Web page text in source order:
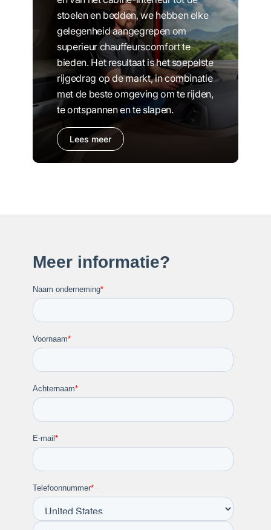
stoelen en bedden, we hebben elke
gelegenheid aangegrepen om
superieur chauffeurscomfort te
bieden. Het resultaat is het soepelste
rijgedrag op de markt, in combinatie
met de beste omgeving om te rijden,
te ontspannen en te slapen.
Lees meer